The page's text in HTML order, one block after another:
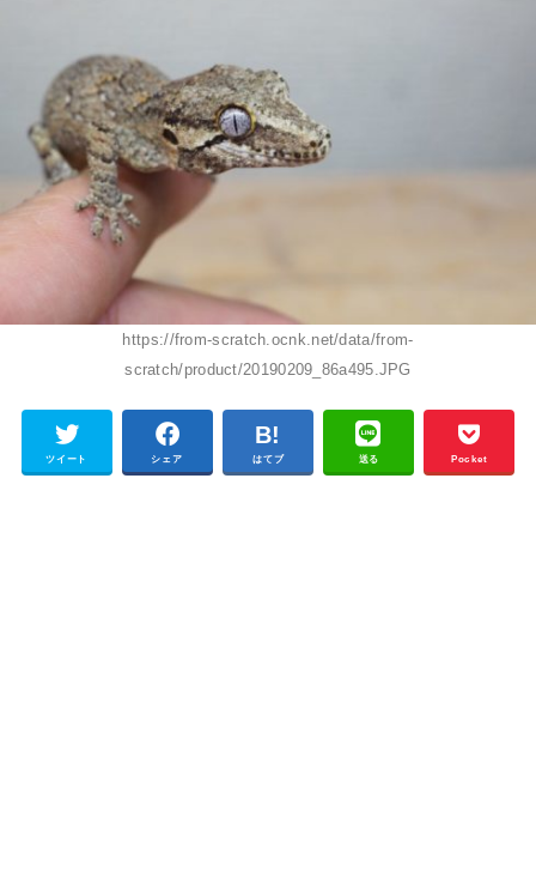
https://from-scratch.ocnk.net/data/from-
scratch/product/20190209_86a495.JPG
ツイート シェア はてブ 送る Pocket